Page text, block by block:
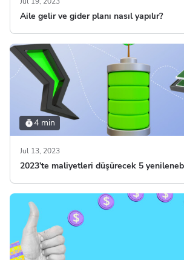
Aile gelir ve gider planı nasıl yapılır?
4 min
Jul 13, 2023
2023’te maliyetleri düşürecek 5